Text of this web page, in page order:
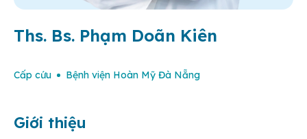
Ths. Bs. Phạm Doãn Kiên
Cấp cứu Bệnh viện Hoàn Mỹ Đà Nẵng
Giới thiệu